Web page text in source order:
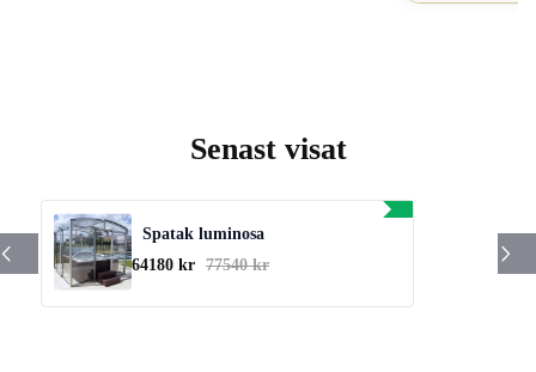
Senast visat
Spatak luminosa
64180 kr 77540 kr